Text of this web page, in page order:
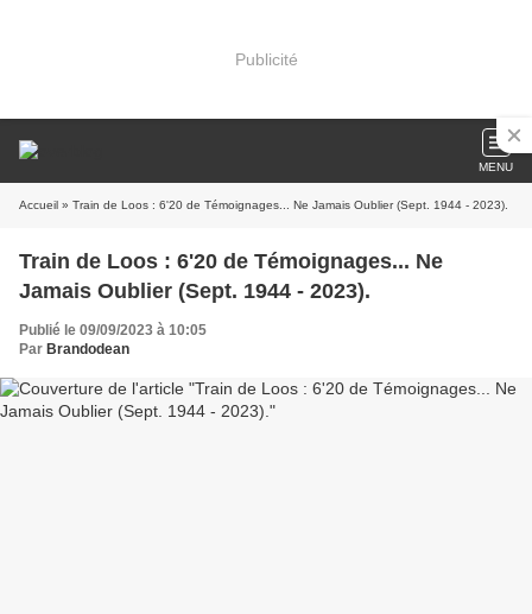
Publicité
MENU
Accueil » Train de Loos : 6'20 de Témoignages... Ne Jamais Oublier (Sept. 1944 - 2023).
Train de Loos : 6'20 de Témoignages... Ne
Jamais Oublier (Sept. 1944 - 2023).
Publié le 09/09/2023 à 10:05
Par Brandodean